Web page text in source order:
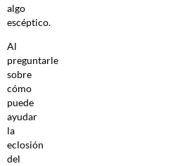
algo
escéptico.
Al
preguntarle
sobre
cómo
puede
ayudar
la
eclosión
del